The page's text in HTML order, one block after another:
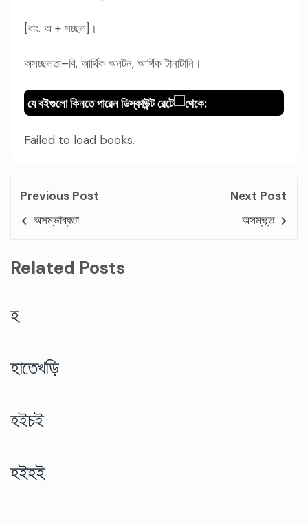
[বাং. অ + সচ্ছল]।
অসচ্ছলতা–বি. আর্থিক অনটন, আর্থিক টানাটানি।
যে বইগুলো কিনতে পারেন ডিস্কাউন্ট রেটে থেকে:
Failed to load books.
Previous Post
অসম্ভাব্যতা
Next Post
অসম্ভূত
Related Posts
হ
হাতেখড়ি
হইচই
হইহই